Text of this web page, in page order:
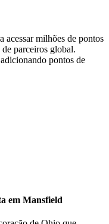
acessar milhões de pontos
parceiros global.
pontos de
em Mansfield